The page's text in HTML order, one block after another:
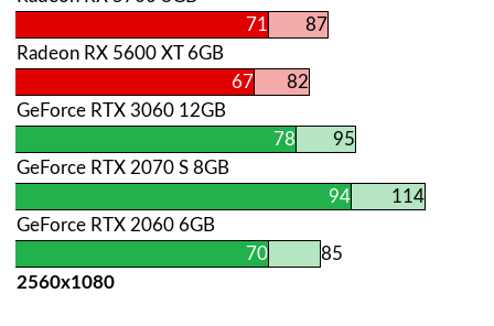
71
87
Radeon RX 5600 XT 6GB
67
82
GeForce RTX 3060 12GB
78
95
GeForce RTX 2070 S 8GB
94
114
GeForce RTX 2060 6GB
70
85
2560х1080